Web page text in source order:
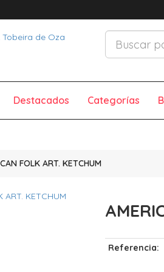
Destacados Categorías
FOLK ART. KETCHUM
Referencia: